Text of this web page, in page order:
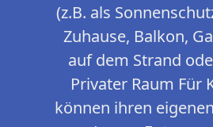
(z.B. als
Zuhause, Balkon,
auf dem Strand
Privater Raum Für
können ihren